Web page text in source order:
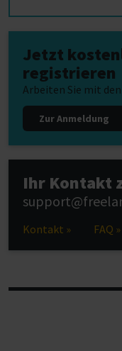
Jetzt
registrieren
Arbeiten Sie mit
Zur Anmeldung
Ihr Kontakt
Kontakt » FAQ »